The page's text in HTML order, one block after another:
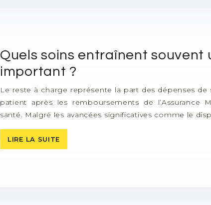
Quels soins entraînent souvent
important ?
Le reste à charge représente la part des dépenses
patient après les remboursements de l’Assurance
santé. Malgré les avancées significatives comme le
LIRE LA SUITE